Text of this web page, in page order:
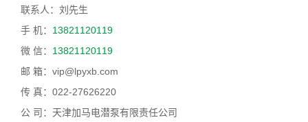
联系人：刘先生
手 机： 13821120119
微 信： 13821120119
邮 箱：vip@lpyxb.com
传 真：022-27626220
公 司：天津加马电潜泵有限责任公司